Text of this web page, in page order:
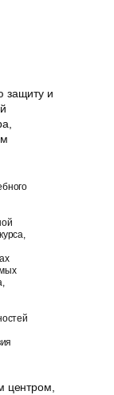
защиту и
центром,